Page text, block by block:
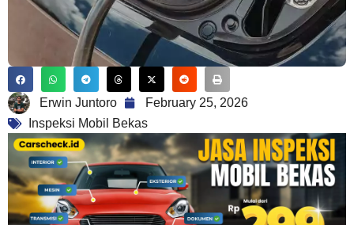
Erwin Juntoro
February 25, 2026
Inspeksi Mobil Bekas